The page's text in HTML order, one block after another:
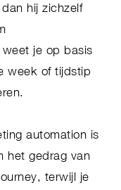
hij zichzelf
je op basis
week of tijdstip
automation is
het gedrag van
terwijl je